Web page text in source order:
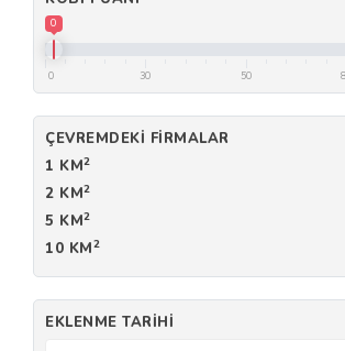
0
0 30 50
ÇEVREMDEKI FIRMALAR
1 KM2
2 KM2
5 KM2
10 KM2
EKLENME TARIHI